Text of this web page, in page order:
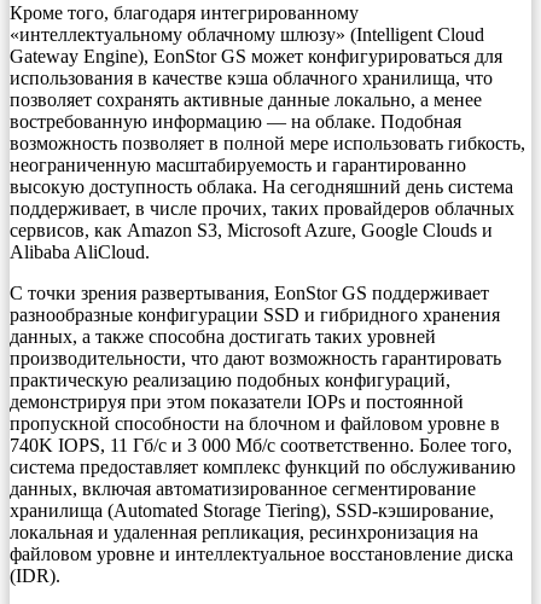
Кроме того, благодаря интегрированному
«интеллектуальному облачному шлюзу» (Intelligent Cloud
Gateway Engine), EonStor GS может конфигурироваться для
использования в качестве кэша облачного хранилища, что
позволяет сохранять активные данные локально, а менее
востребованную информацию — на облаке. Подобная
возможность позволяет в полной мере использовать гибкость,
неограниченную масштабируемость и гарантированно
высокую доступность облака. На сегодняшний день система
поддерживает, в числе прочих, таких провайдеров облачных
сервисов, как Amazon S3, Microsoft Azure, Google Clouds и
Alibaba AliCloud.
С точки зрения развертывания, EonStor GS поддерживает
разнообразные конфигурации SSD и гибридного хранения
данных, а также способна достигать таких уровней
производительности, что дают возможность гарантировать
практическую реализацию подобных конфигураций,
демонстрируя при этом показатели IOPs и постоянной
пропускной способности на блочном и файловом уровне в
740K IOPS, 11 Гб/с и 3 000 Мб/с соответственно. Более того,
система предоставляет комплекс функций по обслуживанию
данных, включая автоматизированное сегментирование
хранилища (Automated Storage Tiering), SSD-кэширование,
локальная и удаленная репликация, ресинхронизация на
файловом уровне и интеллектуальное восстановление диска
(IDR).